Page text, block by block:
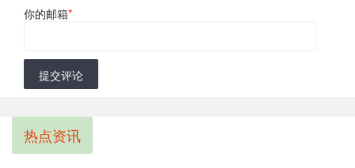
你的邮箱*
提交评论
热点资讯